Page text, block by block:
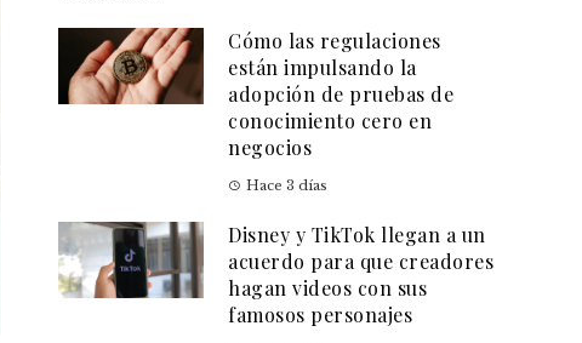
Cómo las regulaciones
están impulsando la
adopción de pruebas de
conocimiento cero en
negocios
Hace 3 días
Disney y TikTok llegan a un
acuerdo para que creadores
hagan videos con sus
famosos personajes